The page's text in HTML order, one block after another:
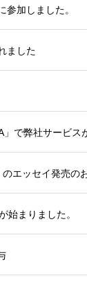
加しました。
ました
で弊社サービス
のエッセイ発売の
始まりました。